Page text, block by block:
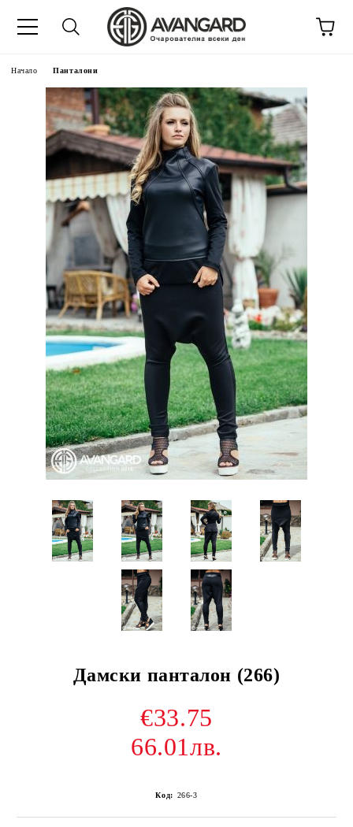
Начало Панталони
Дамски панталон (266)
€33.75
66.01лв.
Код: 266-3